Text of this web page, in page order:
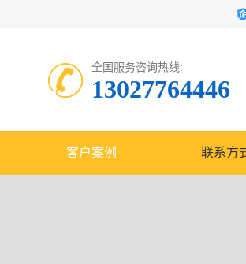
全国服务咨询热线:
13027764446
客户案例 联系方